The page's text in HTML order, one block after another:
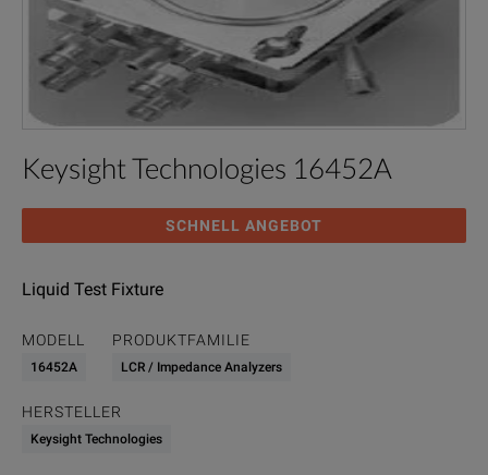
Keysight Technologies 16452A
SCHNELL ANGEBOT
Liquid Test Fixture
MODELL
16452A
PRODUKTFAMILIE
LCR / Impedance Analyzers
HERSTELLER
Keysight Technologies